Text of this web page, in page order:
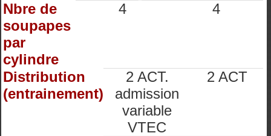
Nbre de
soupapes
par
cylindre
4 4
Distribution
(entrainement)
2 ACT.
admission
variable
VTEC
2 ACT